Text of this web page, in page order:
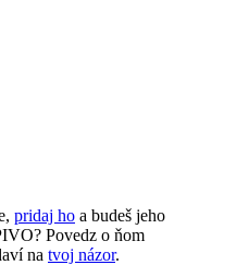
pridaj ho a budeš jeho
Povedz o ňom
na tvoj názor.